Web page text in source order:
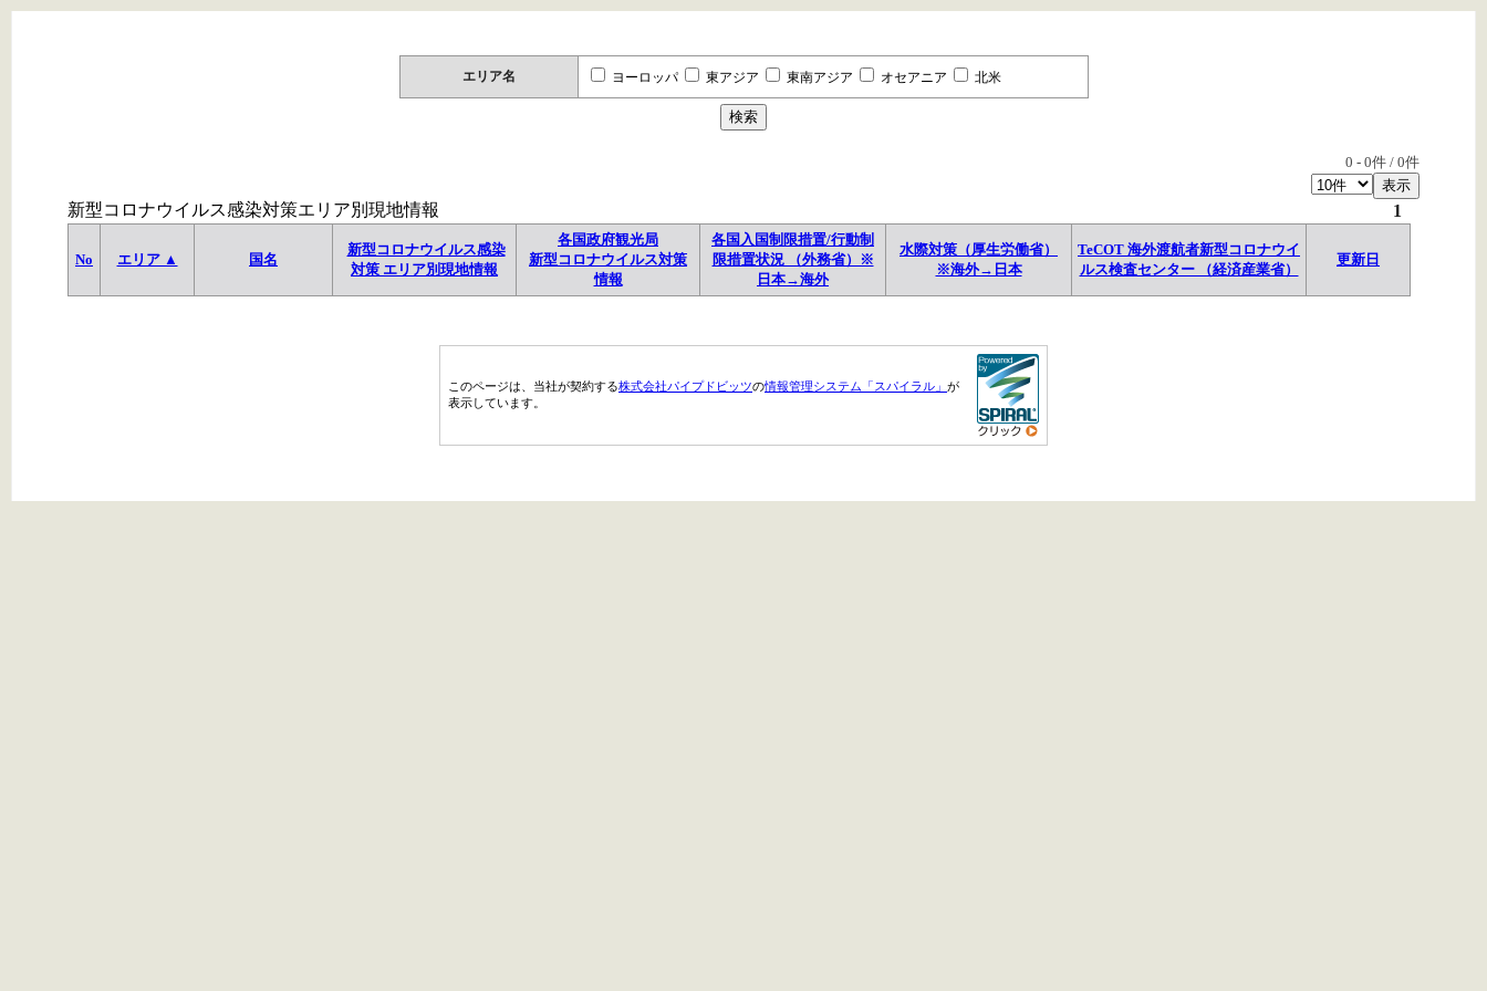
エリア名 ヨーロッパ 東アジア 東南アジア オセアニア 北米
0 - 0件 / 0件
新型コロナウイルス感染対策エリア別現地情報 1
No エリア ▲ 国名
新型コロナウイルス感染
対策 エリア別現地情報
各国政府観光局
新型コロナウイルス対策
情報
各国入国制限措置/行動制
限措置状況 （外務省）※
日本→海外
水際対策（厚生労働省）
※海外→日本
TeCOT 海外渡航者新型コロナウイ
ルス検査センター （経済産業省）
更新日
このページは、当社が契約する株式会社パイプドビッツの情報管理システム「スパイラル」 が
表示しています。